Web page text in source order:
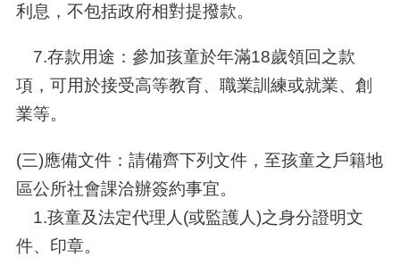
利息，不包括政府相對提撥款。
7.存款用途：參加孩童於年滿18歲領回之款
項，可用於接受高等教育、職業訓練或就業、創
業等。
(三)應備文件：請備齊下列文件，至孩童之戶籍地
區公所社會課洽辦簽約事宜。
1.孩童及法定代理人(或監護人)之身分證明文
件、印章。